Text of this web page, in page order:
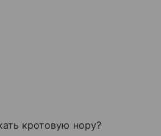
кротовую нору?